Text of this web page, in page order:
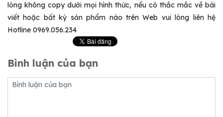
lòng không copy dưới mọi hình thức, nếu có thắc mắc về bài
viết hoặc bất kỳ sản phẩm nào trên Web vui lòng liên hệ
Hotline 0969.056.234
Bình luận của bạn